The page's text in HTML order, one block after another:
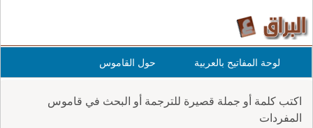
لوحة المفاتيح بالعربية حول القاموس
اكتب كلمة أو جملة قصيرة للترجمة أو البحث في قاموس
المفردات